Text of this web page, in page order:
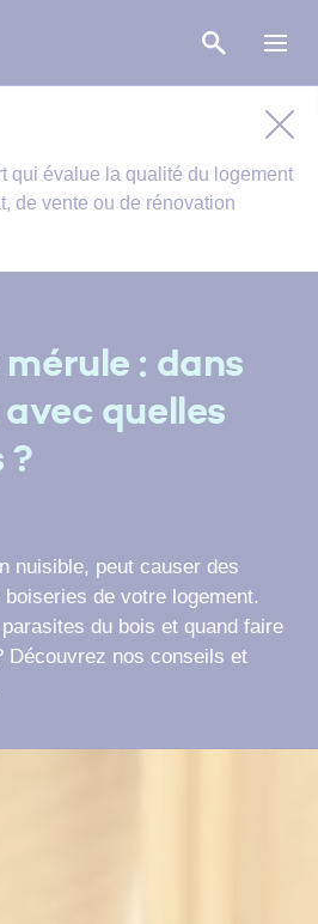
chantier de rénovation de
qui évalue la qualité du logement
de vente ou de rénovation
: dans
quelles
?
nuisible, peut causer des
de votre logement.
du bois et quand faire
Découvrez nos conseils et